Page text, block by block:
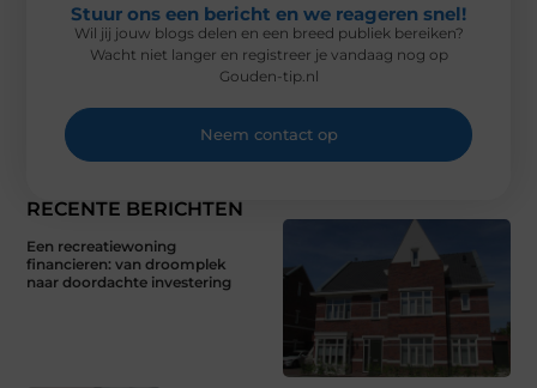
RECENTE BERICHTEN
Een recreatiewoning
financieren: van droomplek
naar doordachte investering
Stuur ons een bericht en we reageren snel!
Wil jij jouw blogs delen en een breed publiek bereiken?
Wacht niet langer en registreer je vandaag nog op
Gouden-tip.nl
Neem contact op